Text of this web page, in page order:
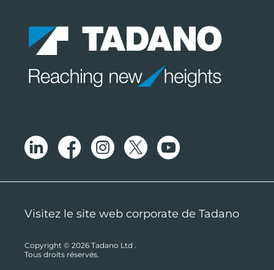
Visitez le site web corporate de Tadano
Copyright © 2026 Tadano Ltd .
Tous droits réservés.